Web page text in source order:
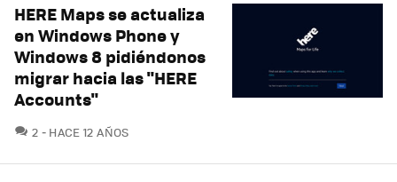
HERE Maps se actualiza
en Windows Phone y
Windows 8 pidiéndonos
migrar hacia las "HERE
Accounts"
2 COMENTARIOS
HACE 12 AÑOS